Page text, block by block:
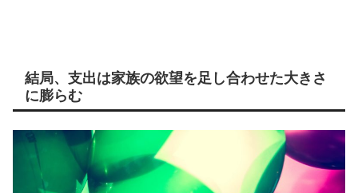
結局、支出は家族の欲望を足し合わせた大きさ
に膨らむ